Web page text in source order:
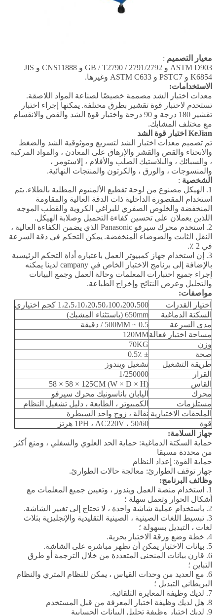
معيار التصميم :
ASTM D903 و GB / T2790 / 2791/2792 و CNS11888 و JIS
K6854 و PSTC7 و ASTM C633 وغيرها.
الاستخدامات:
معدات اختبار الشد مصممة خصيصًا لصناعة المواد اللاصقة.
تستخدم لاختبار قوة تقشير بطرق مختلفة. يمكنها إجراء اختبار
تقشير 180 درجة و 90 درجة واختبار قوة الشد والقص والانقسام
مع مختلف المشابك.
KeJian اختبار قوة الشد
تم تصميم معدات اختبار الشد لتسريع وموثوقية الشد والضغط
والانحناء والقص والقشر والإرهاق على المعادن ، والمواد المركبة
، والسبائك ، والبلاستيك الصلب والأفلام ، إلاستومر ،
والمنسوجات ، والورق ، والكرتون والمنتجات النهائية.
الشخصية :
1. الهيكل مصنوع من لوحة تقطيع الألمنيوم المطلية بالطلاء.
يتم
استخدام المقصورة الداخلية ذات الدقة العالية والمقاومة
المنخفضة والخلوص الصفري للبراغي الكروية والقطب الموجه
اللذين يعملان على تحسين كفاءة التحميل وصلابة الهيكل.
2. استخدم محرك سيرفو Panasonic الذي يضمن الكفاءة العالية ،
النقل الثابت والضوضاء المنخفضة. يمكن التحكم في دقة السرعة
في 2 ٪.
3. إن استخدام جهاز كمبيوتر العمل باعتباره أداة التحكم الرئيسية
بالإضافة إلى برنامج الاختبار الخاص في campany لدينا يمكنه
إجراء جميع اختبارات المعلمات وحالة العمل وجمع البيانات
والتحليل وعرض النتائج وإخراج الطباعة.
مواصفات:
اختيار القدرات
1،2،5،10،20،50،100،200،500 كجم اختياري
السكتة الدماغية
650mm (باستثناء المشبك)
مدى السرعة
0.5 ~ 500MM / دقيقة
مساحة اختبار فعالة120MM
وزن
70KG
صحة
± 0.5٪
طريقة التشغيل
تشغيل ويندوز
القرار
1/250000
القاس
(W × D × H) 58 × 58 × 125CM
محرك
اليابان باناسونيك محرك سيرفو
مستلزمات
الكمبيوتر ، الطابعة ، دليل تشغيل النظام
الملحقات الاختيارية نقالة ، زوج واحد السيطرة
قوة
1PH ، AC220V ، 50/60 هرتز
جهاز السلامة:
حماية السكتة الدماغية: حماية الحد العلوي والسفلي ، ومنع أكثر
من محددة مسبقا
حماية القوة: إعداد النظام
جهاز توقف الطوارئ: معالجة حالات الطوارئ.
وظائف البرنامج:
1. استخدام منصة العمل ويندوز ، وتعيين جميع المعلمات مع
أشكال الحوار وتعمل سهلة ؛
2. باستخدام عملية شاشة واحدة ، لا تحتاج إلى تغيير الشاشة.
3. تبسيط اللغات الصينية ، الصينية التقليدية والإنجليزية بثلاث
لغات ، التبديل بسهولة ؛
4. خطة وضع ورقة الاختبار بحرية.
5. بيانات الاختبار يمكن أن تظهر مباشرة على الشاشة.
6. قارن بيانات المنحنى المتعددة من خلال الترجمة أو طرق
التباين ؛
6. مع العديد من وحدات القياس ، يمكن للنظام المتري والنظام
البريطاني التبديل ؛
7. لديك وظيفة المعايرة التلقائية.
8. هل لديك وظيفة اختبار المعرفة من قبل المستخدم
9. لديك اختبار وظيفة تحليل البيانات الحسابية